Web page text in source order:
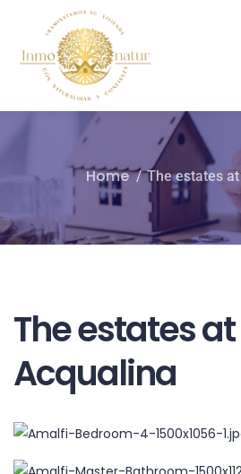
Home The estates
The estates at
Acqualina​